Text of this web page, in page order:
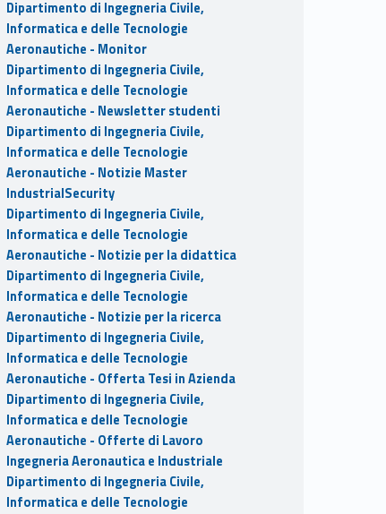
Dipartimento di Ingegneria Civile,
Informatica e delle Tecnologie
Aeronautiche - Monitor
Dipartimento di Ingegneria Civile,
Informatica e delle Tecnologie
Aeronautiche - Newsletter studenti
Dipartimento di Ingegneria Civile,
Informatica e delle Tecnologie
Aeronautiche - Notizie Master
IndustrialSecurity
Dipartimento di Ingegneria Civile,
Informatica e delle Tecnologie
Aeronautiche - Notizie per la didattica
Dipartimento di Ingegneria Civile,
Informatica e delle Tecnologie
Aeronautiche - Notizie per la ricerca
Dipartimento di Ingegneria Civile,
Informatica e delle Tecnologie
Aeronautiche - Offerta Tesi in Azienda
Dipartimento di Ingegneria Civile,
Informatica e delle Tecnologie
Aeronautiche - Offerte di Lavoro
Ingegneria Aeronautica e Industriale
Dipartimento di Ingegneria Civile,
Informatica e delle Tecnologie